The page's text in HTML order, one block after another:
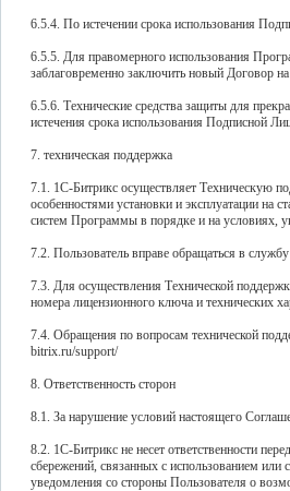
6.5.4. По истечении срока использования
6.5.5. Для правомерного использования
заблаговременно заключить новый Договор
6.5.6. Технические средства защиты для
истечения срока использования Подписной
7. техническая поддержка
7.1. 1С-Битрикс осуществляет Техническую
особенностями установки и эксплуатации
систем Программы в порядке и на условиях,
7.2. Пользователь вправе обращаться в
7.3. Для осуществления Технической
номера лицензионного ключа и технических
7.4. Обращения по вопросам технической
bitrix.ru/support/
8. Ответственность сторон
8.1. За нарушение условий настоящего
8.2. 1С-Битрикс не несет ответственности
сбережений, связанных с использованием
уведомления со стороны Пользователя о